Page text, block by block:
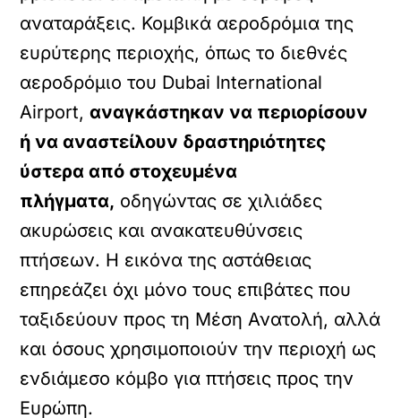
αναταράξεις. Κομβικά αεροδρόμια της
ευρύτερης περιοχής, όπως το διεθνές
αεροδρόμιο του Dubai International
Airport,αναγκάστηκαν να περιορίσουν
ή να αναστείλουν δραστηριότητες
ύστερα από στοχευμένα
πλήγματα, οδηγώντας σε χιλιάδες
ακυρώσεις και ανακατευθύνσεις
πτήσεων. Η εικόνα της αστάθειας
επηρεάζει όχι μόνο τους επιβάτες που
ταξιδεύουν προς τη Μέση Ανατολή, αλλά
και όσους χρησιμοποιούν την περιοχή ως
ενδιάμεσο κόμβο για πτήσεις προς την
Ευρώπη.